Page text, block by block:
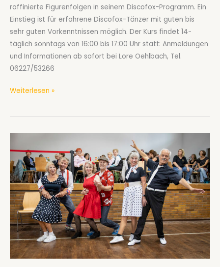
raffinierte Figurenfolgen in seinem Discofox-Programm. Ein
Einstieg ist für erfahrene Discofox-Tänzer mit guten bis
sehr guten Vorkenntnissen möglich. Der Kurs findet 14-
täglich sonntags von 16:00 bis 17:00 Uhr statt: Anmeldungen
und Informationen ab sofort bei Lore Oehlbach, Tel.
06227/53266
Tanzspaß
Discofox
2026
Weiterlesen »